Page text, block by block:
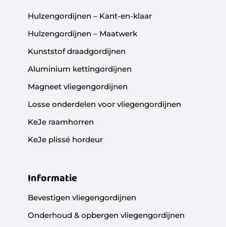
Hulzengordijnen – Kant-en-klaar
Hulzengordijnen – Maatwerk
Kunststof draadgordijnen
Aluminium kettingordijnen
Magneet vliegengordijnen
Losse onderdelen voor vliegengordijnen
KeJe raamhorren
KeJe plissé hordeur
Informatie
Bevestigen vliegengordijnen
Onderhoud & opbergen vliegengordijnen